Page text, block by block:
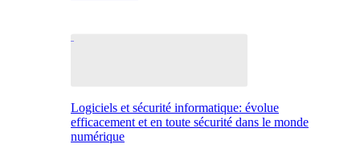
Logiciels et sécurité informatique: évolue
efficacement et en toute sécurité dans le monde
numérique